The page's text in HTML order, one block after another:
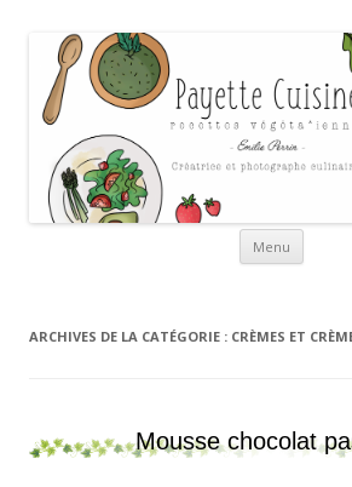
Payette cuisine
Menu Aller
ARCHIVES DE LA CATÉGORIE : CRÈMES ET
Mousse chocolat